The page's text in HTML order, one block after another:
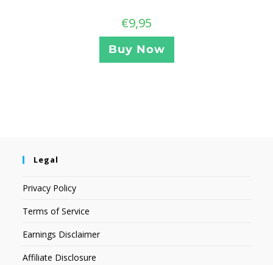
€9,95
Buy Now
Legal
Privacy Policy
Terms of Service
Earnings Disclaimer
Affiliate Disclosure